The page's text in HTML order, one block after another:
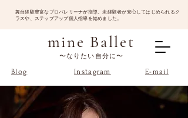
​舞台経験豊富なプロバレリーナが指導。未経験者が安心してはじめられるク
ラスや、ステップアップ個人指導を始めました。
Blog
mine Ballet
〜なりたい自分に〜
Instagram E-mail